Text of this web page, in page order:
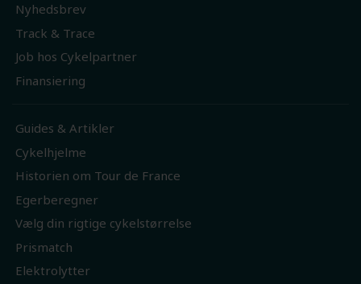
Nyhedsbrev
Track & Trace
Job hos Cykelpartner
Finansiering
Guides & Artikler
Cykelhjelme
Historien om Tour de France
Egerberegner
Vælg din rigtige cykelstørrelse
Prismatch
Elektrolytter